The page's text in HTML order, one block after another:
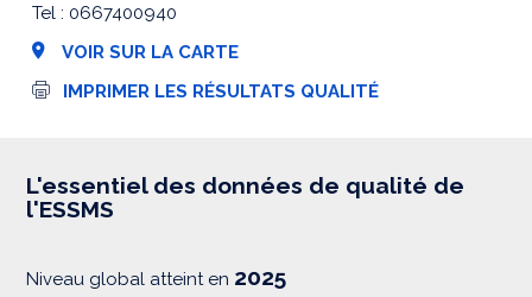
Tel : 0667400940
VOIR SUR LA CARTE
I
s
i
IMPRIMER LES RÉSULTATS QUALITÉ
L'essentiel des données de qualité de
l'ESSMS
Niveau global atteint en 2025